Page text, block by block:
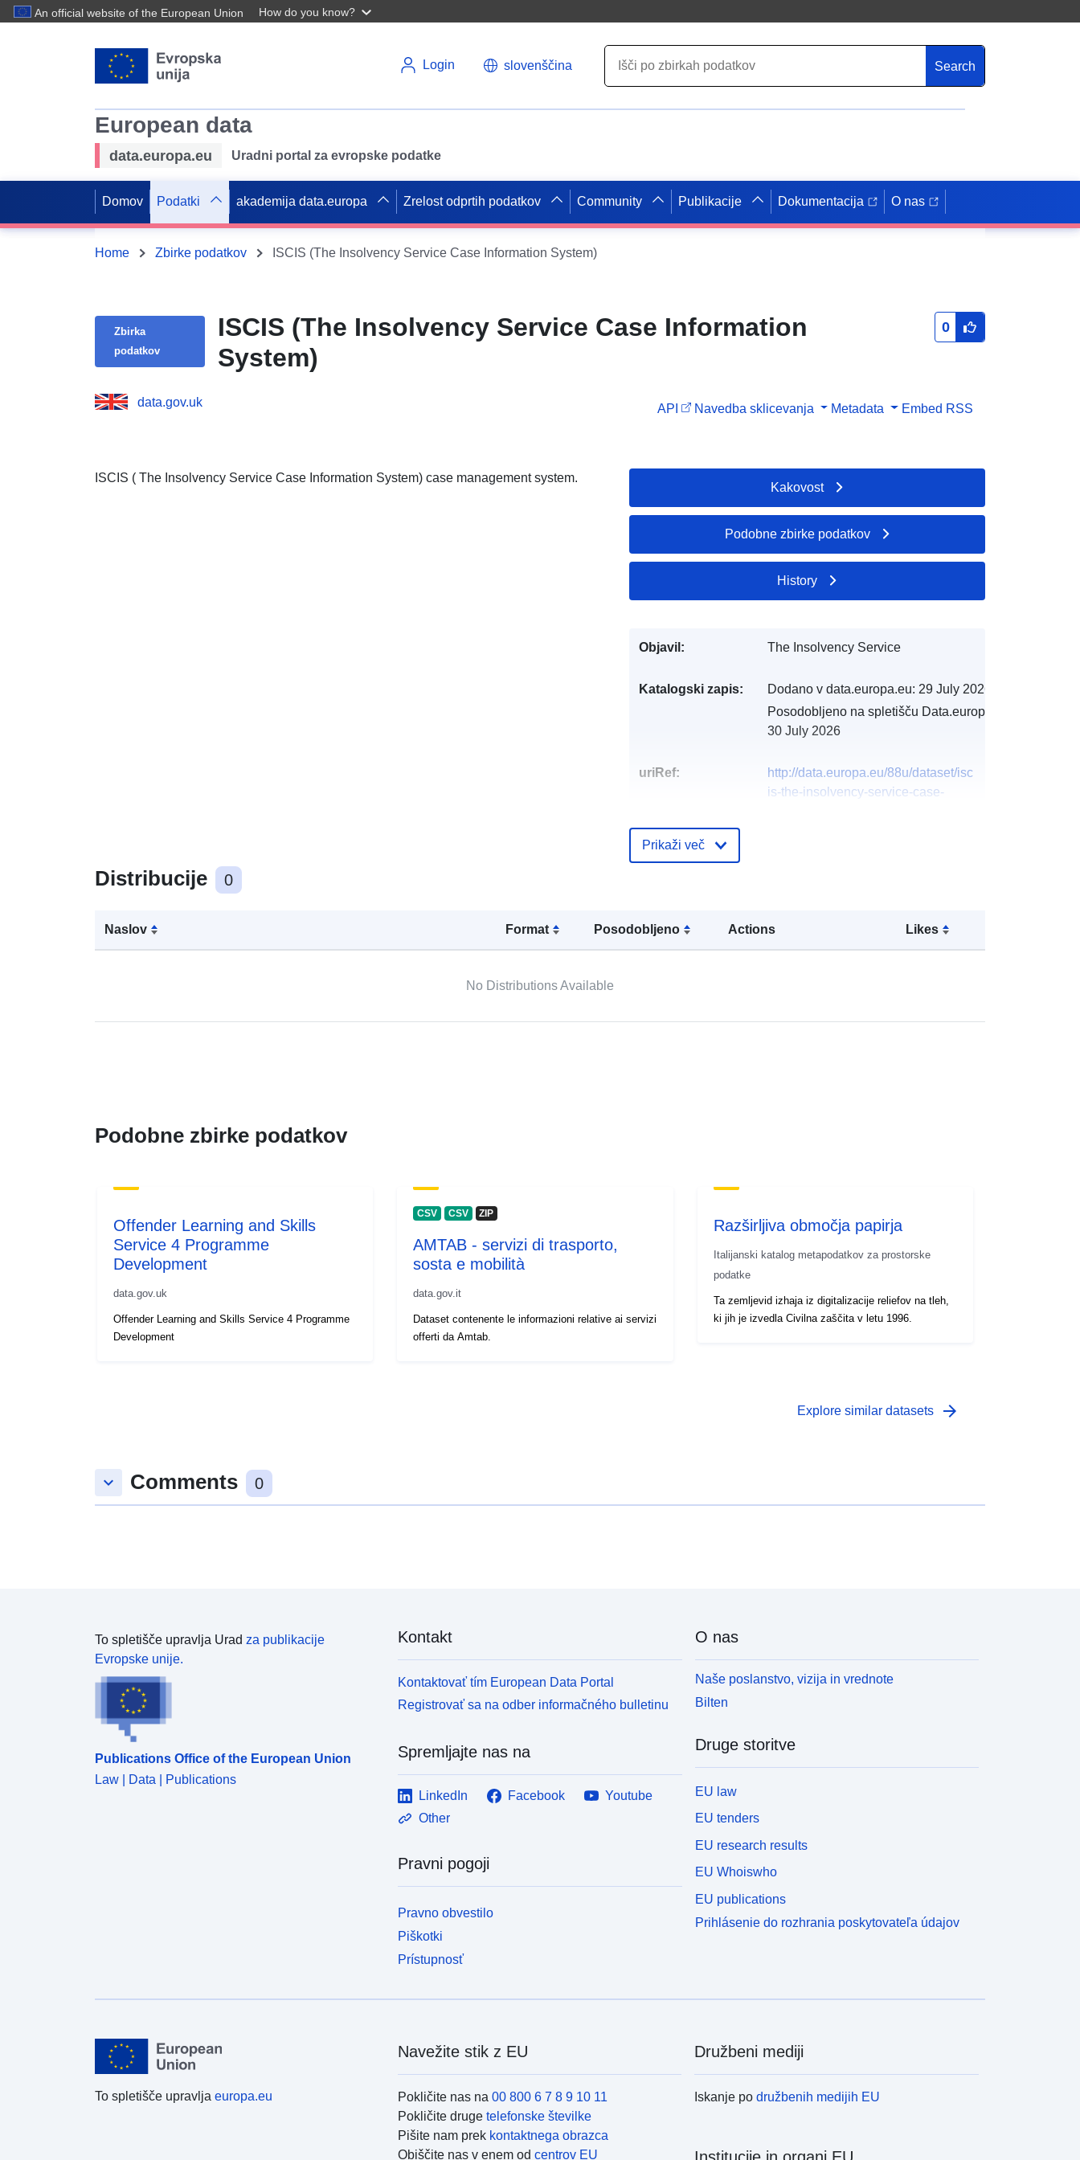
An official website of the European Union How do you know?
Login slovenščina Search
European data
data.europa.eu Uradni portal za evropske podatke
Domov Podatki akademija data.europa Zrelost odprtih podatkov Community Publikacije Dokumentacija O nas
Home Zbirke podatkov ISCIS (The Insolvency Service Case Information System)
Zbirka
podatkov
ISCIS (The Insolvency Service Case Information
System)
0
data.gov.uk API Navedba sklicevanja Metadata Embed RSS
ISCIS ( The Insolvency Service Case Information System) case management system.
Distribucije 0
Naslov Format Posodobljeno Actions Likes
No Distributions Available
Kakovost
Podobne zbirke podatkov
History
Objavil: The Insolvency Service
Katalogski zapis: Dodano v data.europa.eu: 29 July 2026
Posodobljeno na spletišču Data.europa.eu:
30 July 2026
uriRef:
http://data.europa.eu/88u/dataset/isc
is-the-insolvency-service-case-
Prikaži več
Podobne zbirke podatkov
Offender Learning and Skills
Service 4 Programme
Development
data.gov.uk
Offender Learning and Skills Service 4 Programme
Development
CSV CSV ZIP
AMTAB - servizi di trasporto,
sosta e mobilità
data.gov.it
Dataset contenente le informazioni relative ai servizi
offerti da Amtab.
Razširljiva območja papirja
Italijanski katalog metapodatkov za prostorske
podatke
Ta zemljevid izhaja iz digitalizacije reliefov na tleh,
ki jih je izvedla Civilna zaščita v letu 1996.
Explore similar datasets arrow_forward
keyboard_arrow_down Comments 0
To spletišče upravlja Urad za publikacije
Evropske unije.
Publications Office of the European Union
Law | Data | Publications
Kontakt
Kontaktovať tím European Data Portal
Registrovať sa na odber informačného bulletinu
Spremljajte nas na
LinkedIn Facebook
Youtube
Other
Pravni pogoji
Pravno obvestilo
Piškotki
Prístupnosť
O nas
Naše poslanstvo, vizija in vrednote
Bilten
Druge storitve
EU law
EU tenders
EU research results
EU Whoiswho
EU publications
Prihlásenie do rozhrania poskytovateľa údajov
To spletišče upravlja europa.eu
Navežite stik z EU
Pokličite nas na 00 800 6 7 8 9 10 11
Pokličite druge telefonske številke
Pišite nam prek kontaktnega obrazca
Obiščite nas v enem od centrov EU
Družbeni mediji
Iskanje podružbenih medijih EU